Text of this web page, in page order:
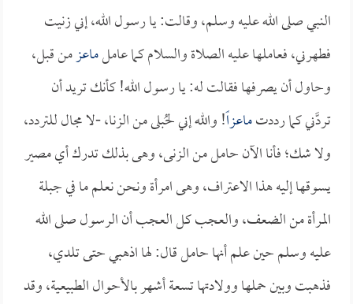
النبي صلى الله عليه وسلم، وقالت: يا رسول الله، إني زنيت
فطهرني، فعاملها عليه الصلاة والسلام كما عاملماعزمن قبل،
وحاول أن يصرفها فقالت له: يا رسول الله! كأنك تريد أن
تردَّني كما رددتماعزاً! والله إني لحُبلى من الزنا، -لا مجال للتردد،
ولا شك؛ فأنا الآن حامل من الزنى، وهى بذلك تدرك أي مصير
يسوقها إليه هذا الاعتراف، وهى امرأة ونحن نعلم ما في جبلة
المرأة من الضعف، والعجب كل العجب أن الرسول صلى الله
عليه وسلم حين علم أنها حامل قال: لها اذهبي حتى تلدي،
فذهبت وبين حملها وولادتها تسعة أشهر بالأحوال الطبيعية، وقد